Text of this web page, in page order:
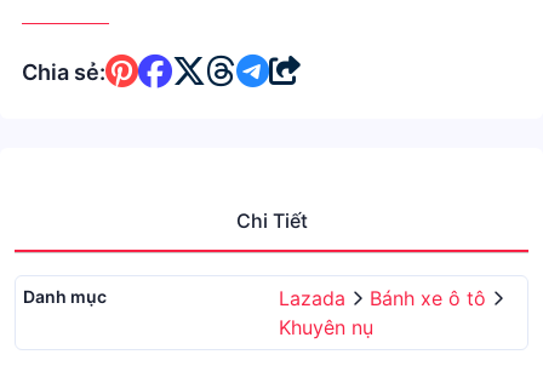
Chia sẻ:
Chi Tiết
Danh mục Lazada
Bánh xe ô tô
Khuyên nụ